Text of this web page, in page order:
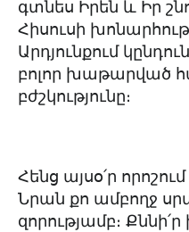
գտնես Իրեն և Իր
Հիսուսի
Արդյունքում
բոլոր խաթարված
բժշկությունը։
Հենց այսօ՛ր
Նրան քո ամբողջ
զորությամբ։